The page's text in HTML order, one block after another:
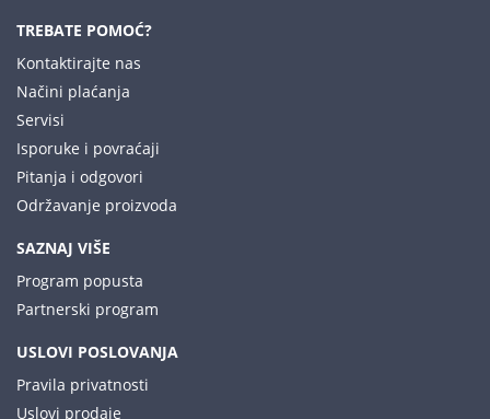
TREBATE POMOĆ?
Kontaktirajte nas
Načini plaćanja
Servisi
Isporuke i povraćaji
Pitanja i odgovori
Održavanje proizvoda
SAZNAJ VIŠE
Program popusta
Partnerski program
USLOVI POSLOVANJA
Pravila privatnosti
Uslovi prodaje